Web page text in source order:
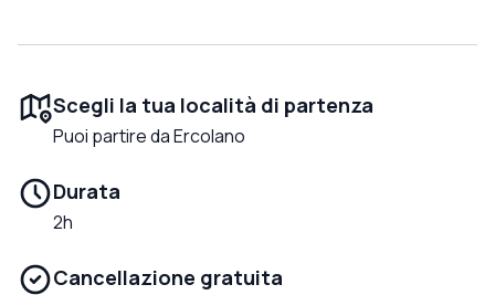
Scegli la tua località di partenza
Puoi partire da Ercolano
Durata
2h
Cancellazione gratuita